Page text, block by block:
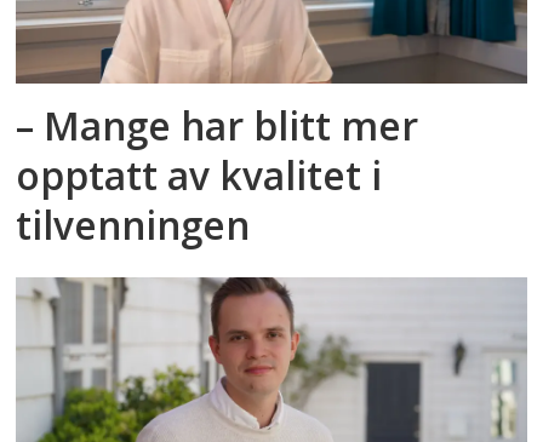
– Mange har blitt mer
opptatt av kvalitet i
tilvenningen